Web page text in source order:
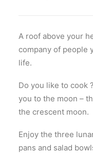
A roof above your
company of people
life.
Do you like to cook
you to the moon –
the crescent moon.
Enjoy the three
pans and salad